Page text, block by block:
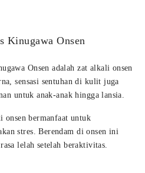
Kinugawa Onsen
Onsen adalah zat alkali onsen
sensasi sentuhan di kulit juga
untuk anak-anak hingga lansia.
onsen bermanfaat untuk
stres. Berendam di onsen ini
lelah setelah beraktivitas.